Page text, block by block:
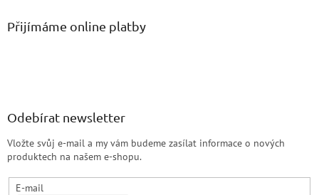
Přijímáme online platby
Odebírat newsletter
Vložte svůj e-mail a my vám budeme zasílat informace o nových
produktech na našem e-shopu.
E-mail